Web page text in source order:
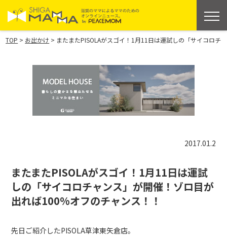
TOP > お出かけ > またまたPISOLAがスゴイ！1月11日は運試しの「サイコロ
2017.01.2
またまたPISOLAがスゴイ！1月11日は運試
しの「サイコロチャンス」が開催！ゾロ目が
出れば100%オフのチャンス！！
先日ご紹介したPISOLA草津東矢倉店。